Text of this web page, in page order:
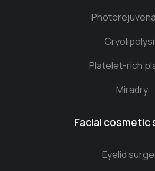
Platelet-rich
Miradry
Facial cosmetic
Eyelid